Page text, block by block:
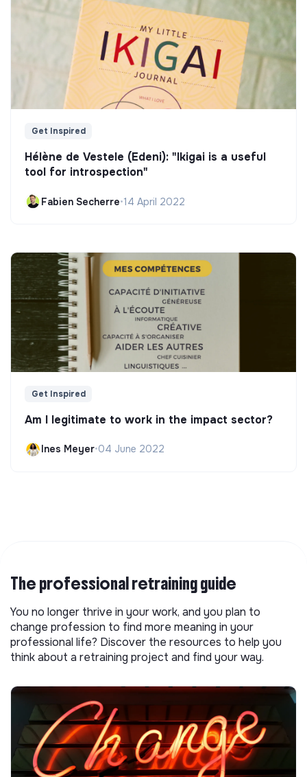
Get Inspired
Hélène de Vestele (Edeni): "Ikigai is a useful
tool for introspection"
Fabien Secherre•14 April 2022
Get Inspired
Am I legitimate to work in the impact sector?
Ines Meyer•04 June 2022
The professional retraining guide
You no longer thrive in your work, and you plan to
change profession to find more meaning in your
professional life? Discover the resources to help you
think about a retraining project and find your way.